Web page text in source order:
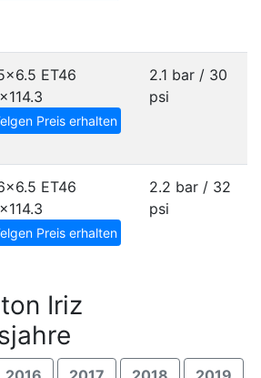
ET46
Preis erhalten
2.1 bar / 30
psi
ET46
Preis erhalten
2.2 bar / 32
psi
Iriz